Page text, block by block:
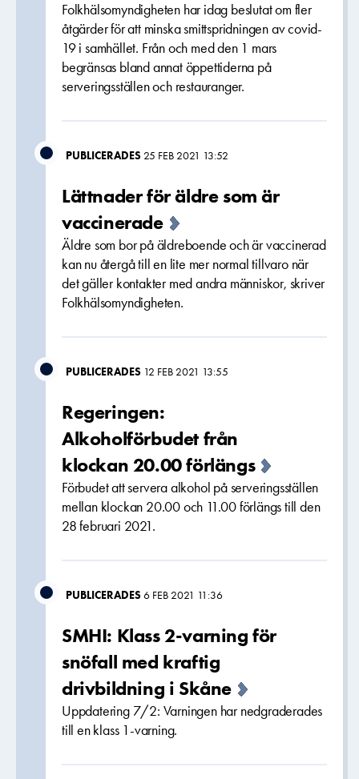
Folkhälsomyndigheten har idag beslutat om fler
åtgärder för att minska smittspridningen av covid-
19 i samhället. Från och med den 1 mars
begränsas bland annat öppettiderna på
serveringsställen och restauranger.
PUBLICERADES 25 FEB 2021 13:52
Lättnader för äldre som är
vaccinerade
Äldre som bor på äldreboende och är vaccinerad
kan nu återgå till en lite mer normal tillvaro när
det gäller kontakter med andra människor, skriver
Folkhälsomyndigheten.
PUBLICERADES 12 FEB 2021 13:55
Regeringen:
Alkoholförbudet från
klockan 20.00 förlängs
Förbudet att servera alkohol på serveringsställen
mellan klockan 20.00 och 11.00 förlängs till den
28 februari 2021.
PUBLICERADES6 FEB 2021 11:36
SMHI: Klass 2-varning för
snöfall med kraftig
drivbildning i Skåne
Uppdatering 7/2: Varningen har nedgraderades
till en klass 1-varning.